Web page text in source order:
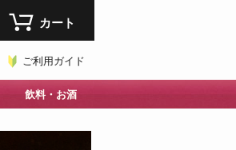
ご利用ガイド
カート
飲料・お酒